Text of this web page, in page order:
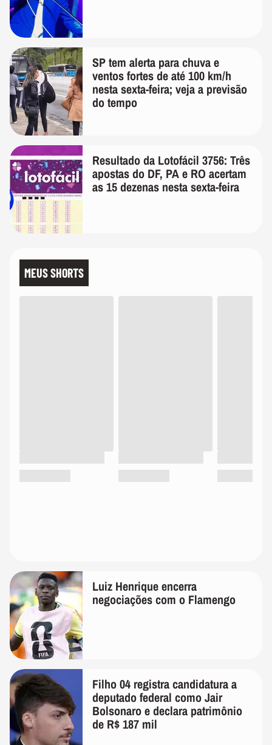
SP tem alerta para chuva e
ventos fortes de até 100 km/h
nesta sexta-feira; veja a previsão
do tempo
Resultado da Lotofácil 3756: Três
apostas do DF, PA e RO acertam
as 15 dezenas nesta sexta-feira
MEUS SHORTS
Luiz Henrique encerra
negociações com o Flamengo
Filho 04 registra candidatura a
deputado federal como Jair
Bolsonaro e declara patrimônio
de R$ 187 mil